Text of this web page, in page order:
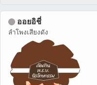
ออยอิชี่
ลำโพงเสียงดัง